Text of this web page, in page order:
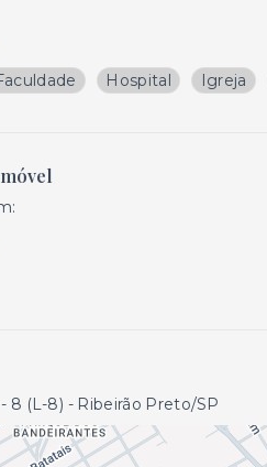
Hospital Igreja
8 (L-8) - Ribeirão Preto/SP